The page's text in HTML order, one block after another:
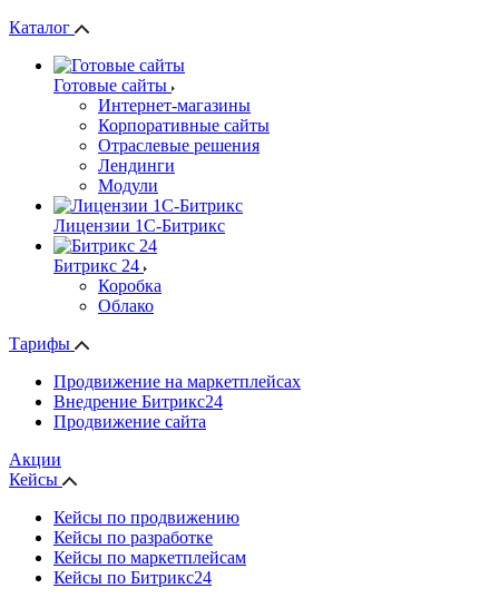
Каталог
Готовые сайты
Интернет-магазины
Корпоративные сайты
Отраслевые решения
Лендинги
Модули
Лицензии 1С-Битрикс
Битрикс 24
Коробка
Облако
Тарифы
Продвижение на маркетплейсах
Внедрение Битрикс24
Продвижение сайта
Акции
Кейсы
Кейсы по продвижению
Кейсы по разработке
Кейсы по маркетплейсам
Кейсы по Битрикс24